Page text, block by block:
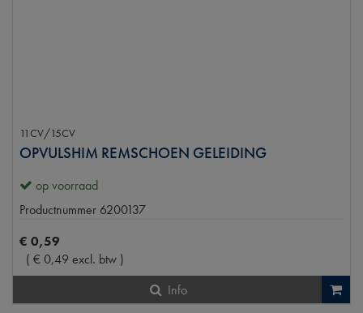
11CV/15CV
OPVULSHIM REMSCHOEN GELEIDING
op voorraad
Productnummer 6200137
€ 0,59
( €0,49 excl. btw )
Info